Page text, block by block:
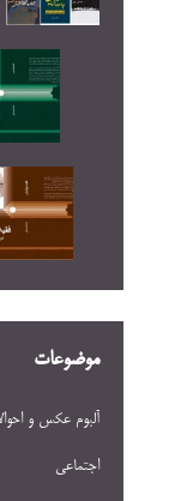
موضوعات
آلبوم عکس و
اجتماعی